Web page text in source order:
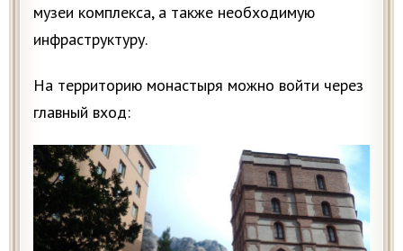
музеи комплекса, а также необходимую
инфраструктуру.
На территорию монастыря можно войти через
главный вход: